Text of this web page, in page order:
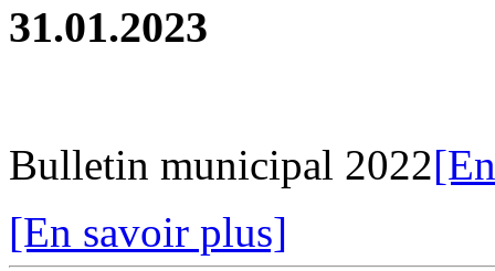
31.01.2023
Bulletin municipal 2022
[En savoir plus]